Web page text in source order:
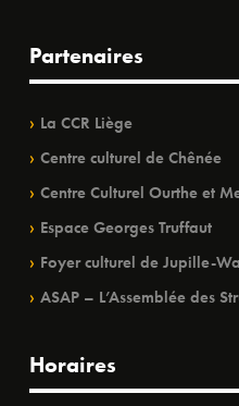
Partenaires
La CCR Liège
Centre culturel de Chênée
Centre Culturel Ourthe et
Espace Georges Truffaut
Foyer culturel de Jupille-
ASAP – L’Assemblée des
Horaires